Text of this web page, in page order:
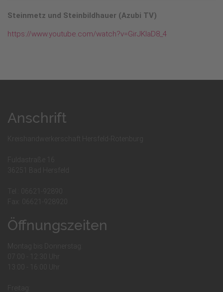
Steinmetz und Steinbildhauer (Azubi TV)
https://www.youtube.com/watch?v=GirJKIaD8_4
Anschrift
Kreishandwerkerschaft Hersfeld-Rotenburg
Fuldastraße 16
36251 Bad Hersfeld
Tel.: 06621-92890
Fax: 06621-928920
Öffnungszeiten
Montag bis Donnerstag:
07:00 - 12:30 Uhr
13:00 - 16:00 Uhr
Freitag: